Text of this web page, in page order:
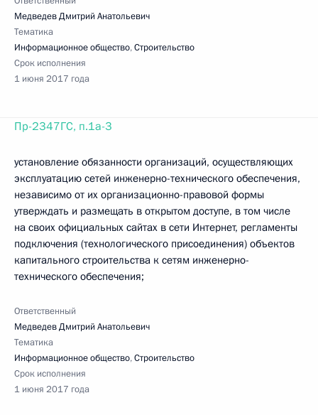
Медведев Дмитрий Анатольевич
Тематика
Информационное общество,Строительство
Срок исполнения
1 июня 2017 года
Пр-2347ГС, п.1а-3
установление обязанности организаций, осуществляющих
эксплуатацию сетей инженерно-технического обеспечения,
независимо от их организационно-правовой формы
утверждать и размещать в открытом доступе, в том числе
на своих официальных сайтах в сети Интернет, регламенты
подключения (технологического присоединения) объектов
капитального строительства к сетям инженерно-
технического обеспечения;
Ответственный
Медведев Дмитрий Анатольевич
Тематика
Информационное общество,Строительство
Срок исполнения
1 июня 2017 года